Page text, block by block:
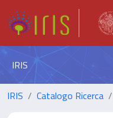
IRIS
IRIS Catalogo Ricerca